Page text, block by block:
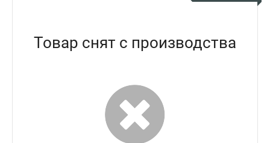
Товар снят с производства